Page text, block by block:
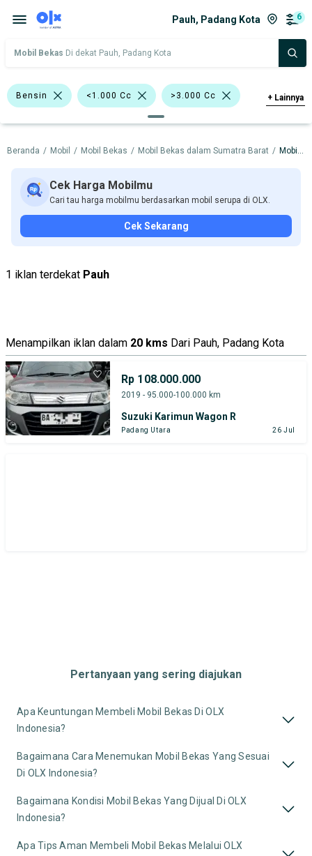
Pauh, Padang Kota 6
Mobil Bekas Di dekat Pauh, Padang Kota
Bensin <1.000 Cc >3.000 Cc
Silver Minibus Jeep
Daihatsu Sirion Daihatsu Terios
Mazda CX-9 Daihatsu
Tipe Bodi Tipe Membership
+ Lainnya
Beranda / Mobil / Mobil Bekas / Mobil Bekas dalam Sumatra Barat / Mobil Bekas dalam Padang Kota
Cek Harga Mobilmu
Cari tau harga mobilmu berdasarkan mobil serupa di OLX.
Cek Sekarang
1 iklan terdekat Pauh
Menampilkan iklan dalam 20 kms Dari Pauh, Padang Kota
Rp 108.000.000
2019 - 95.000-100.000 km
Suzuki Karimun Wagon R
Padang Utara 26 Jul
Pertanyaan yang sering diajukan
Apa Keuntungan Membeli Mobil Bekas Di OLX
Indonesia?
Bagaimana Cara Menemukan Mobil Bekas Yang Sesuai
Di OLX Indonesia?
Bagaimana Kondisi Mobil Bekas Yang Dijual Di OLX
Indonesia?
Apa Tips Aman Membeli Mobil Bekas Melalui OLX